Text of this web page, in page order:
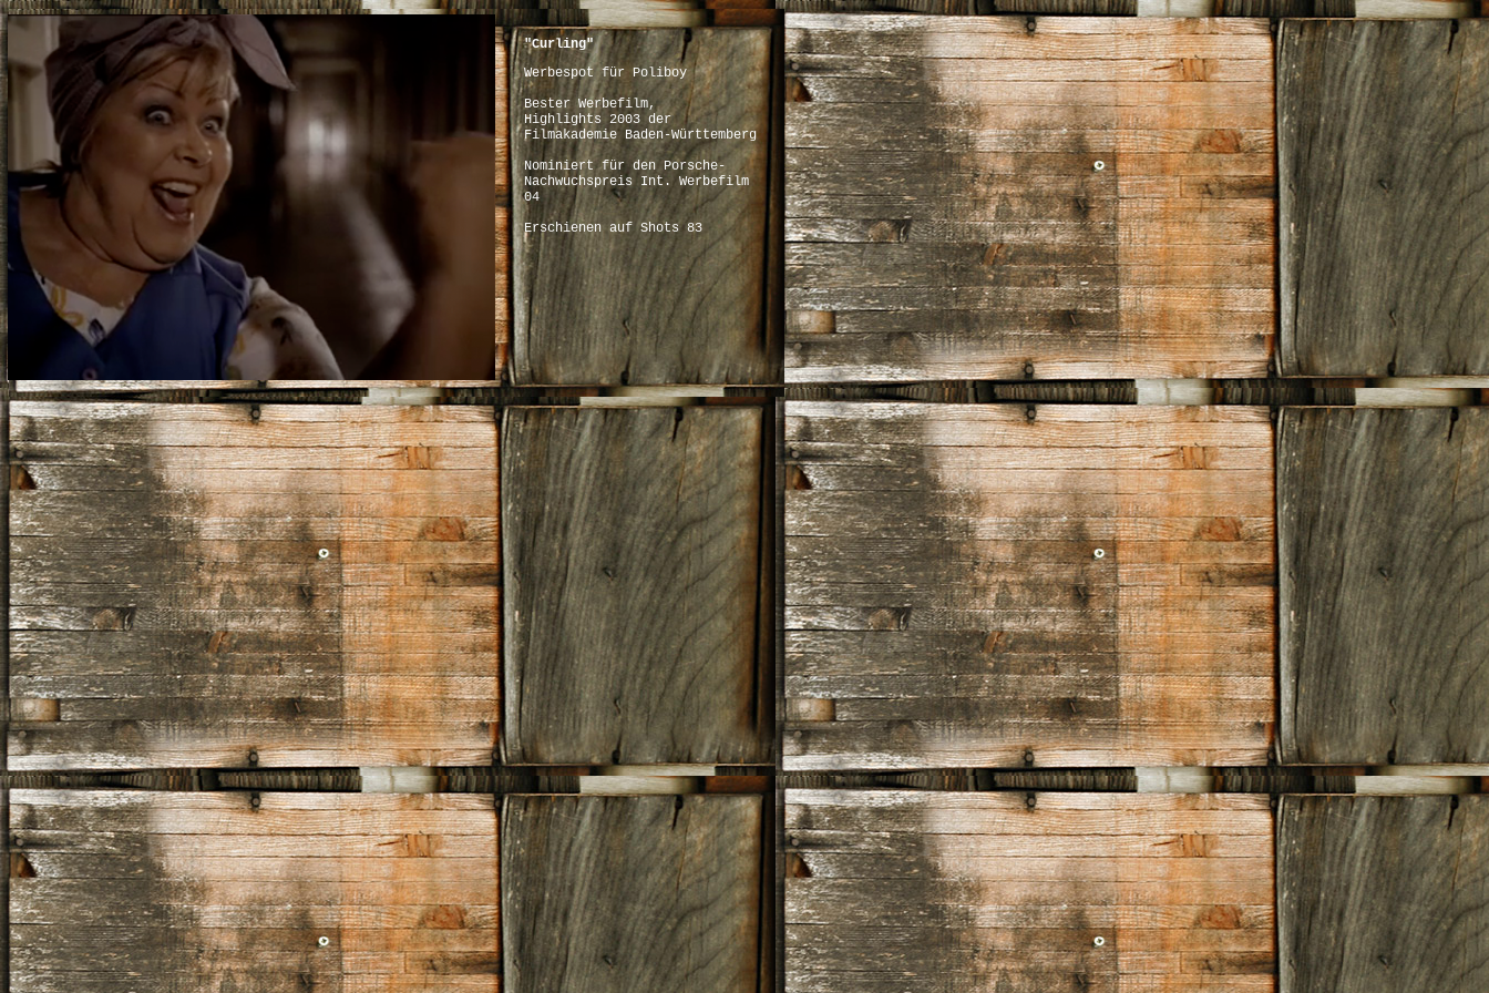
"Curling"
Werbespot für Poliboy
Bester Werbefilm,
Highlights 2003 der
Filmakademie Baden-Württemberg
Nominiert für den Porsche-
Nachwuchspreis Int. Werbefilm
04
Erschienen auf Shots 83